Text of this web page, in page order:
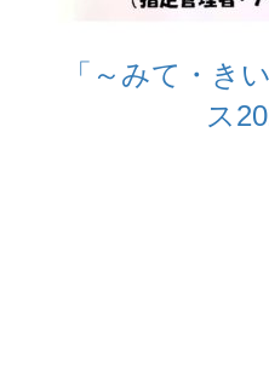
「～みて・き
ス